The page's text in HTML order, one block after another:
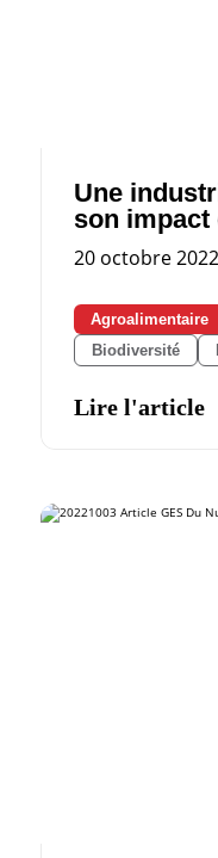
Une
son impact
20 octobre 2022
Agroalimentaire
Biodiversité
Lire l'article